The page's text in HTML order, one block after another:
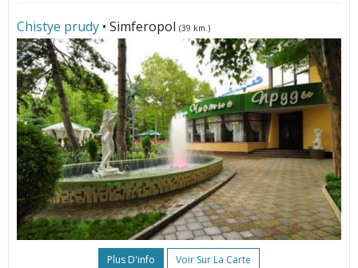
Chistye prudy • Simferopol (39 km.)
Plus D'info Voir Sur La Carte